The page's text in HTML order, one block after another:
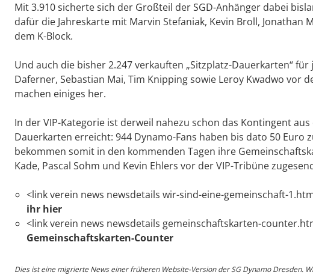
Mit 3.910 sicherte sich der Großteil der SGD-Anhänger dabei
dafür die Jahreskarte mit Marvin Stefaniak, Kevin Broll,
dem K-Block.
Und auch die bisher 2.247 verkauften „Sitzplatz-Dauerkarten“
Daferner, Sebastian Mai, Tim Knipping sowie Leroy Kwadwo vor
machen einiges her.
In der VIP-Kategorie ist derweil nahezu schon das Kontingent
Dauerkarten erreicht: 944 Dynamo-Fans haben bis dato 50
bekommen somit in den kommenden Tagen ihre
Kade, Pascal Sohm und Kevin Ehlers vor der VIP-Tribüne
<link verein news newsdetails wir-sind-eine-gemeinschaft-
ihr hier
<link verein news newsdetails gemeinschaftskarten-
Gemeinschaftskarten-Counter
Dies ist eine migrierte News einer früheren Website-Version der SG Dynamo Dresden.